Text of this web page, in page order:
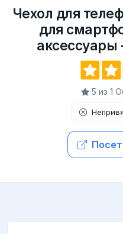
Чехол для
для
аксессуары
5 из 1